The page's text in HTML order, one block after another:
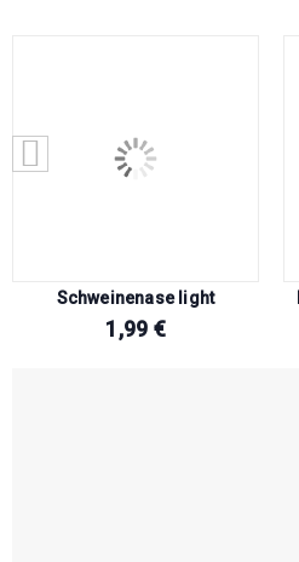
Schweinenase light
1,99 €